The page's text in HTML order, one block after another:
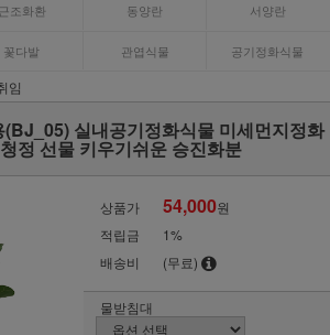
근조화환 동양란 서양란
꽃다발 관엽식물 공기정화식물
임
실내공기정화식물 미세먼지정화
정 선물 키우기쉬운 승진화분
상품가 54,000원
적립금
1%
배송비
(무료)
물받침대